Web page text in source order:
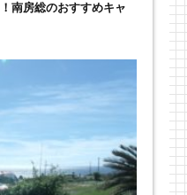
南房総のおすすめキャ